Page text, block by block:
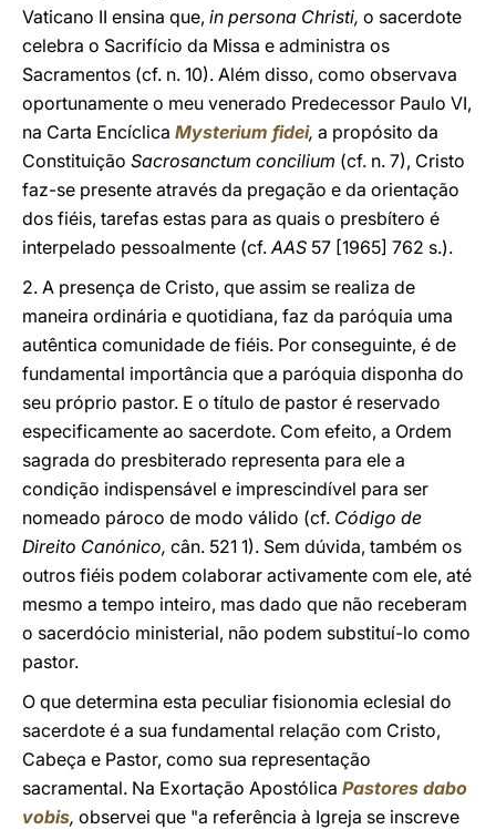
Vaticano II ensina que, in persona Christi, o sacerdote
celebra o Sacrifício da Missa e administra os
Sacramentos (cf. n. 10). Além disso, como observava
oportunamente o meu venerado Predecessor Paulo VI,
na Carta Encíclica Mysterium fidei, a propósito da
Constituição Sacrosanctum concilium (cf. n. 7), Cristo
faz-se presente através da pregação e da orientação
dos fiéis, tarefas estas para as quais o presbítero é
interpelado pessoalmente (cf.AAS 57 [1965] 762 s.).
2. A presença de Cristo, que assim se realiza de
maneira ordinária e quotidiana, faz da paróquia uma
autêntica comunidade de fiéis. Por conseguinte, é de
fundamental importância que a paróquia disponha do
seu próprio pastor. E o título de pastor é reservado
especificamente ao sacerdote. Com efeito, a Ordem
sagrada do presbiterado representa para ele a
condição indispensável e imprescindível para ser
nomeado pároco de modo válido (cf. Código de
Direito Canónico, cân. 521 1). Sem dúvida, também os
outros fiéis podem colaborar activamente com ele, até
mesmo a tempo inteiro, mas dado que não receberam
o sacerdócio ministerial, não podem substituí-lo como
pastor.
O que determina esta peculiar fisionomia eclesial do
sacerdote é a sua fundamental relação com Cristo,
Cabeça e Pastor, como sua representação
sacramental. Na Exortação Apostólica Pastores dabo
vobis, observei que "a referência à Igreja se inscreve